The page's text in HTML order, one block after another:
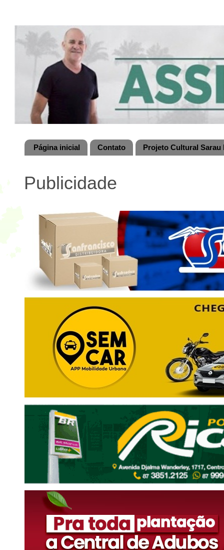
Página inicial Contato Projeto Cultural
Publicidade